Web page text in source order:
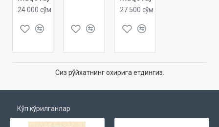
24 000 сўм 27 500 сўм
Сиз рўйхатнинг охирига етдингиз.
Кўп кўрилганлар